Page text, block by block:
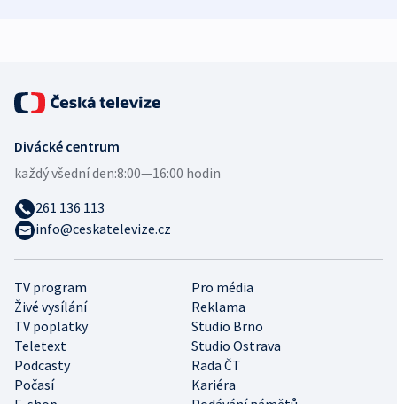
TV program
Pro média
Živé vysílání
Reklama
TV poplatky
Studio Brno
Teletext
Studio Ostrava
Podcasty
Rada ČT
Počasí
Kariéra
Divácké centrum
každý všední den:8:00—16:00 hodin
261 136 113
info@ceskatelevize.cz